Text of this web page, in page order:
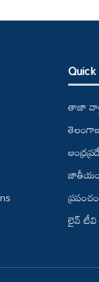
తాజా
జాతీయం
ప్రపంచం
లైవ్ టీవి